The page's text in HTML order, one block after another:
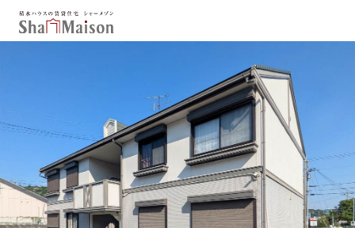
最近見た物件
北海道 東北
関東
中部
関西
中国・四国
九州